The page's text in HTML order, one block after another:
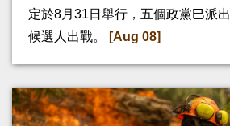
定於8月31日舉行，五個政黨巳派出
候選人出戰。
[Aug 08]